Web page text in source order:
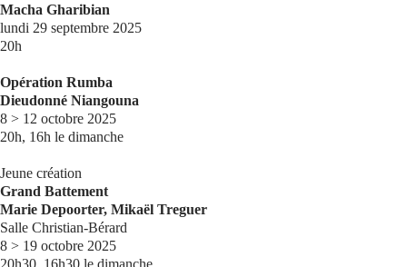
Macha Gharibian
lundi 29 septembre 2025
20h
Opération Rumba
Dieudonné Niangouna
8 > 12 octobre 2025
20h, 16h le dimanche
Jeune création
Grand Battement
Marie Depoorter, Mikaël Treguer
Salle Christian-Bérard
8 > 19 octobre 2025
20h30, 16h30 le dimanche